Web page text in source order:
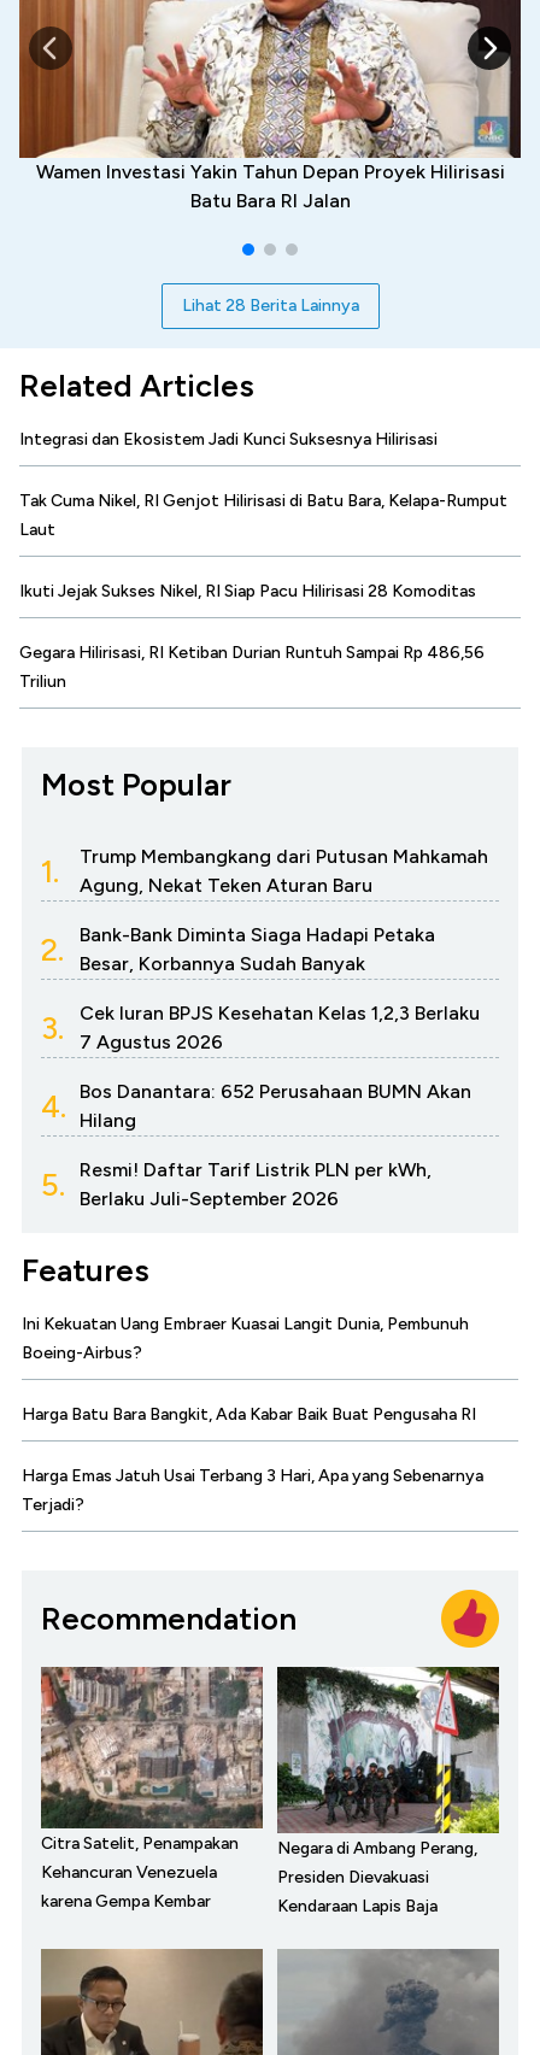
Wamen Investasi Yakin Tahun Depan Proyek Hilirisasi
Batu Bara RI Jalan
Lihat 28 Berita Lainnya
Related Articles
Integrasi dan Ekosistem Jadi Kunci Suksesnya Hilirisasi
Tak Cuma Nikel, RI Genjot Hilirisasi di Batu Bara, Kelapa-Rumput
Laut
Ikuti Jejak Sukses Nikel, RI Siap Pacu Hilirisasi 28 Komoditas
Gegara Hilirisasi, RI Ketiban Durian Runtuh Sampai Rp 486,56
Triliun
Most Popular
1.
Trump Membangkang dari Putusan Mahkamah
Agung, Nekat Teken Aturan Baru
2.
Bank-Bank Diminta Siaga Hadapi Petaka
Besar, Korbannya Sudah Banyak
3.
Cek Iuran BPJS Kesehatan Kelas 1,2,3 Berlaku
7 Agustus 2026
4.
Bos Danantara: 652 Perusahaan BUMN Akan
Hilang
5.
Resmi! Daftar Tarif Listrik PLN per kWh,
Berlaku Juli-September 2026
Features
Ini Kekuatan Uang Embraer Kuasai Langit Dunia, Pembunuh
Boeing-Airbus?
Harga Batu Bara Bangkit, Ada Kabar Baik Buat Pengusaha RI
Harga Emas Jatuh Usai Terbang 3 Hari, Apa yang Sebenarnya
Terjadi?
Recommendation
Citra Satelit, Penampakan
Kehancuran Venezuela
karena Gempa Kembar
Negara di Ambang Perang,
Presiden Dievakuasi
Kendaraan Lapis Baja